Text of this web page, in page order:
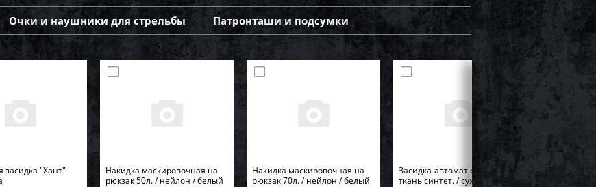
Очки и наушники для стрельбы Патронташи и подсумки
засидка "Хант"
Накидка маскировочная на
рюкзак 50л. / нейлон / белый
Накидка маскировочная на
рюкзак 70л. / нейлон / белый
Засидка-автомат с сеткой /
ткань синтет. / сухой камыш